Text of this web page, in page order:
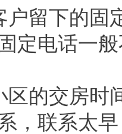
留下的固
定电话一
的交房时
，联系太